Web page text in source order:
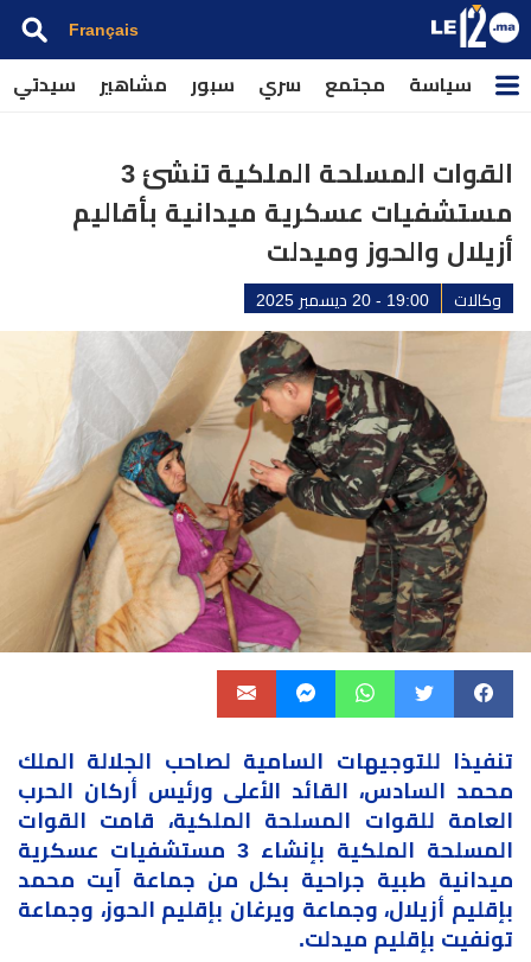
Français
سياسة مجتمع سري سبور مشاهير سيدتي
القوات المسلحة الملكية تنشئ 3
مستشفيات عسكرية ميدانية بأقاليم
أزيلال والحوز وميدلت
وكالات 19:00 - 20 ديسمبر 2025
تنفيذا للتوجيهات السامية لصاحب الجلالة الملك
محمد السادس، القائد الأعلى ورئيس أركان الحرب
العامة للقوات المسلحة الملكية، قامت القوات
المسلحة الملكية بإنشاء 3 مستشفيات عسكرية
ميدانية طبية جراحية بكل من جماعة آيت محمد
بإقليم أزيلال، وجماعة ويرغان بإقليم الحوز، وجماعة
تونفيت بإقليم ميدلت.